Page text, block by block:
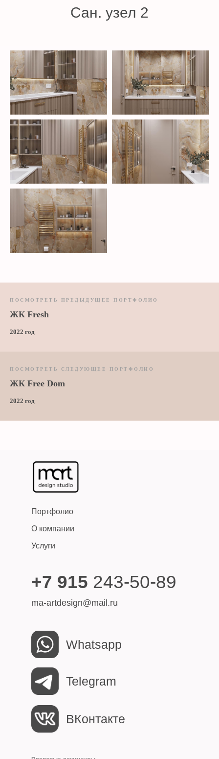
Сан. узел 2
ПОСМОТРЕТЬ ПРЕДЫДУЩЕЕ ПОРТФОЛИО
ЖК Fresh
2022 год
ПОСМОТРЕТЬ СЛЕДУЮЩЕЕ ПОРТФОЛИО
ЖК Free Dom
2022 год
Услуги
Портфолио
О компании
ma-artdesign@mail.ru
Whatsapp
+7 915 243-50-89
Telegram
ВКонтакте